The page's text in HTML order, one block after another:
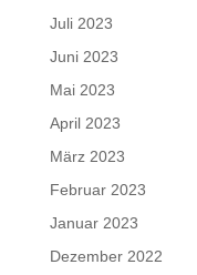
Juli 2023
Juni 2023
Mai 2023
April 2023
März 2023
Februar 2023
Januar 2023
Dezember 2022